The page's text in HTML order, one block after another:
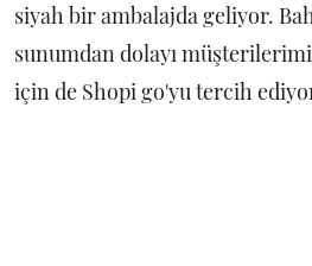
siyah bir ambalajda geliyor.
sunumdan dolayı
için de Shopi go'yu tercih